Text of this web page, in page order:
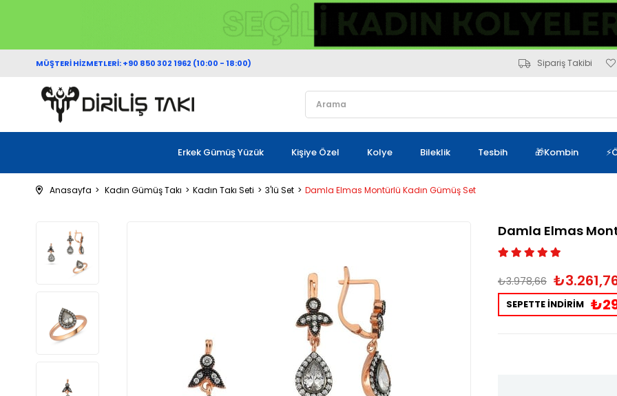
MÜŞTERİ HİZMETLERİ: +90 850 302 1962 (10:00 - 18:00) Sipariş Takibi
Erkek Gümüş Yüzük Kişiye Özel Kolye Bileklik Tesbih 🎁Kombin
Anasayfa Kadın Gümüş Takı Kadın Takı Seti 3'lü Set Damla Elmas Montürlü Kadın Gümüş Set
Damla Elmas
₺3.978,66
SEPETTE İNDİRİM